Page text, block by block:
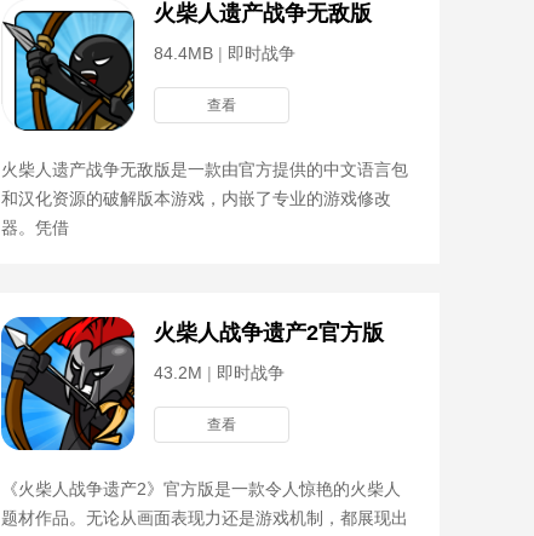
火柴人遗产战争无敌版
84.4MB | 即时战争
查看
火柴人遗产战争无敌版是一款由官方提供的中文语言包
和汉化资源的破解版本游戏，内嵌了专业的游戏修改
器。凭借
火柴人战争遗产2官方版
43.2M | 即时战争
查看
《火柴人战争遗产2》官方版是一款令人惊艳的火柴人
题材作品。无论从画面表现力还是游戏机制，都展现出